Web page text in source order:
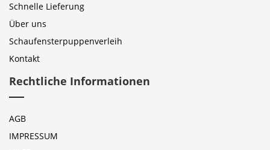
Schnelle Lieferung
Über uns
Schaufensterpuppenverleih
Kontakt
Rechtliche Informationen
AGB
IMPRESSUM